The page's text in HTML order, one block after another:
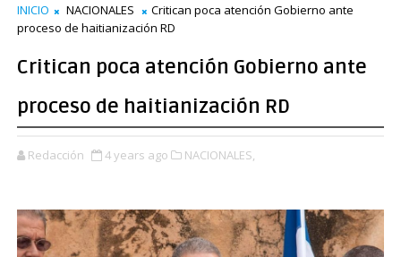
INICIO NACIONALES
Critican poca atención Gobierno ante
proceso de haitianización RD
Critican poca atención Gobierno ante
proceso de haitianización RD
Redacción 4 years ago NACIONALES,